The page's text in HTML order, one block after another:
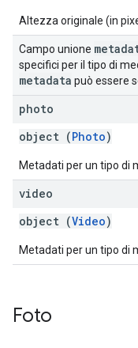
Altezza originale (in
Campo unione
specifici per il tipo di
metadata può essere
photo
object (Photo)
Metadati per un tipo di
video
object (Video)
Metadati per un tipo di
Foto